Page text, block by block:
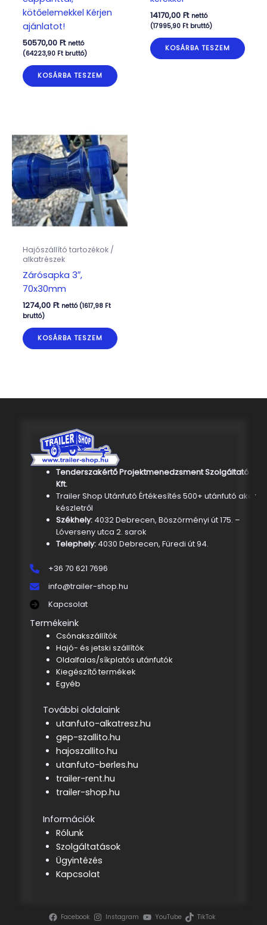
kötőelemekkel Kérjen
ajánlatot!
50570,00 Ft nettó
(64223,90 Ftbruttó)
KOSÁRBA TESZEM
14170,00 Ft nettó
(17995,90 Ftbruttó)
KOSÁRBA TESZEM
Hajószállító tartozékok /
alkatrészek
Zárósapka 3″,
70x30mm
1274,00 Ft nettó (1617,98 Ft
bruttó)
KOSÁRBA TESZEM
Tenderszakértő Projektmenedzsment Szolgáltató
Kft.
Trailer Shop Utánfutó Értékesítés 500+ utánfutó akár
készletről
Székhely: 4032 Debrecen, Böszörményi út 175. –
Lóverseny utca 2. sarok
Telephely:4030 Debrecen, Füredi út 94.
+36 70 621 7696
info@trailer-shop.hu
Kapcsolat
Termékeink
Csónakszállítók
Hajó- és jetski szállítók
Oldalfalas/síkplatós utánfutók
Kiegészítő termékek
Egyéb
További oldalaink
utanfuto-alkatresz.hu
gep-szallito.hu
hajoszallito.hu
utanfuto-berles.hu
trailer-rent.hu
trailer-shop.hu
Információk
Rólunk
Szolgáltatások
Ügyintézés
Kapcsolat
Facebook Instagram YouTube TikTok